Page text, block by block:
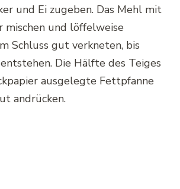
und Ei zugeben. Das Mehl mit
mischen und löffelweise
Schluss gut verkneten, bis
Die Hälfte des Teiges
ausgelegte Fettpfanne
andrücken.